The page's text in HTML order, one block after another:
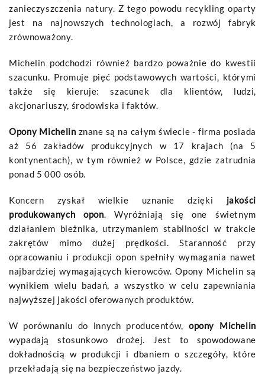
zanieczyszczenia natury. Z tego powodu recykling oparty
jest na najnowszych technologiach, a rozwój fabryk
zrównoważony.
Michelin podchodzi również bardzo poważnie do kwestii
szacunku. Promuje pięć podstawowych wartości, którymi
także się kieruje: szacunek dla klientów, ludzi,
akcjonariuszy, środowiska i faktów.
Opony Michelin znane są na całym świecie - firma posiada
aż 56 zakładów produkcyjnych w 17 krajach (na 5
kontynentach), w tym również w Polsce, gdzie zatrudnia
ponad 5 000 osób.
Koncern zyskał wielkie uznanie dzięki jakości
produkowanych opon. Wyróżniają się one świetnym
działaniem bieżnika, utrzymaniem stabilności w trakcie
zakrętów mimo dużej prędkości. Staranność przy
opracowaniu i produkcji opon spełniły wymagania nawet
najbardziej wymagających kierowców. Opony Michelin są
wynikiem wielu badań, a wszystko w celu zapewniania
najwyższej jakości oferowanych produktów.
W porównaniu do innych producentów, opony Michelin
wypadają stosunkowo drożej. Jest to spowodowane
dokładnością w produkcji i dbaniem o szczegóły, które
przekładają się na bezpieczeństwo jazdy.